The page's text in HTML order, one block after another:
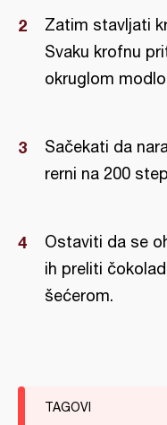
Zatim stavljati
Svaku krofnu
okruglom
Sačekati da
rerni na 200
Ostaviti da se
ih preliti
šećerom.
TAGOVI